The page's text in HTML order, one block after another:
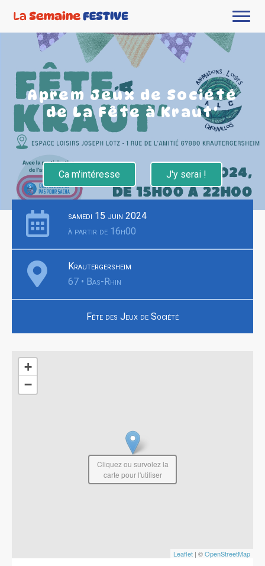
Aprem Jeux de Société
de La Fête à Kraut'
Ca m'intéresse J'y serai !
samedi 15 juin 2024
à partir de 16h00
Krautergersheim
67 • Bas-Rhin
Fête des Jeux de Société
+
−
Leaflet | ©OpenStreetMap
Cliquez ou survolez la
carte pour l'utiliser